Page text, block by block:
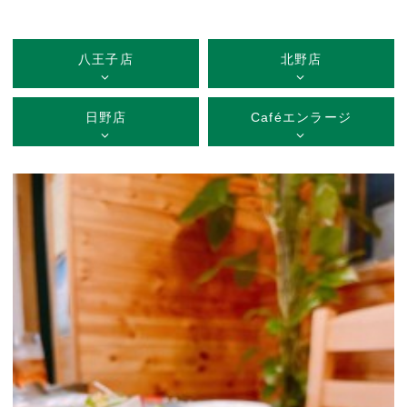
八王子店 北野店
日野店 Caféエンラージ